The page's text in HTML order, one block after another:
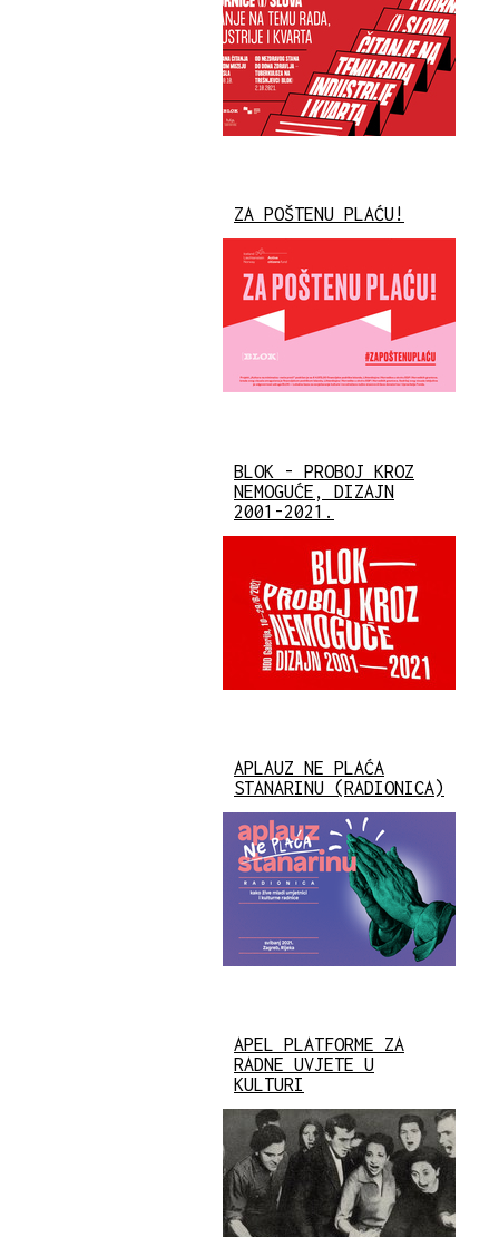
ZA POŠTENU PLAĆU!
BLOK - PROBOJ KROZ
NEMOGUĆE, DIZAJN
2001-2021.
APLAUZ NE PLAĆA
STANARINU (RADIONICA)
APEL PLATFORME ZA
RADNE UVJETE U
KULTURI